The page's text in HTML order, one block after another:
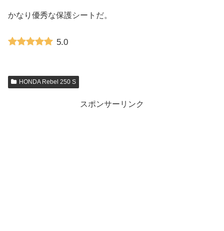
かなり優秀な保護シートだ。
5.0
HONDA Rebel 250 S
スポンサーリンク